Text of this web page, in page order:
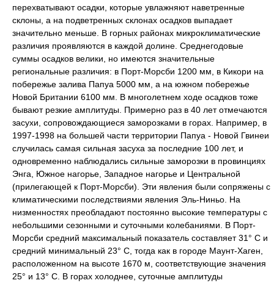
перехватывают осадки, которые увлажняют наветренные
склоны, а на подветренных склонах осадков выпадает
значительно меньше. В горных районах микроклиматические
различия проявляются в каждой долине. Среднегодовые
суммы осадков велики, но имеются значительные
региональные различия: в Порт-Морсби 1200 мм, в Кикори на
побережье залива Папуа 5000 мм, а на южном побережье
Новой Британии 6100 мм. В многолетнем ходе осадков тоже
бывают резкие амплитуды. Примерно раз в 40 лет отмечаются
засухи, сопровождающиеся заморозками в горах. Например, в
1997-1998 на большей части территории Папуа - Новой Гвинеи
случилась самая сильная засуха за последние 100 лет, и
одновременно наблюдались сильные заморозки в провинциях
Энга, Южное нагорье, Западное нагорье и Центральной
(прилегающей к Порт-Морсби). Эти явления были сопряжены с
климатическими последствиями явления Эль-Ниньо. На
низменностях преобладают постоянно высокие температуры с
небольшими сезонными и суточными колебаниями. В Порт-
Морсби средний максимальный показатель составляет 31° С и
средний минимальный 23° С, тогда как в городе Маунт-Хаген,
расположенном на высоте 1670 м, соответствующие значения
25° и 13° С. В горах холоднее, суточные амплитуды